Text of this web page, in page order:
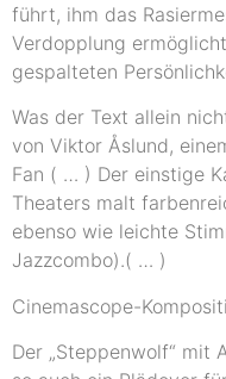
führt, ihm das
Verdopplung
gespalteten
Was der Text allein
von Viktor Åslund,
Fan ( … ) Der einstige
Theaters malt
ebenso wie leichte
Jazzcombo).( … )
Cinemascope-
Der „Steppenwolf“ mit